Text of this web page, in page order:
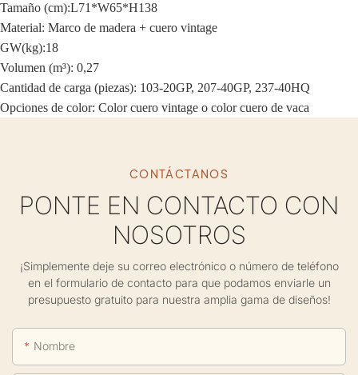
Tamaño (cm):L71*W65*H138
Material: Marco de madera + cuero vintage
GW(kg):18
Volumen (m³): 0,27
Cantidad de carga (piezas): 103-20GP, 207-40GP, 237-40HQ
Opciones de color: Color cuero vintage o color cuero de vaca
CONTÁCTANOS
PONTE EN CONTACTO CON
NOSOTROS
¡Simplemente deje su correo electrónico o número de teléfono
en el formulario de contacto para que podamos enviarle un
presupuesto gratuito para nuestra amplia gama de diseños!
Nombre